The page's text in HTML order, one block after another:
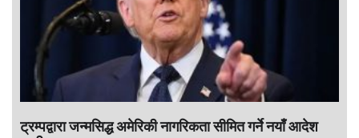
ट्रम्पद्वारा जन्मसिद्ध अमेरिकी नागरिकता सीमित गर्ने नयाँ आदेश